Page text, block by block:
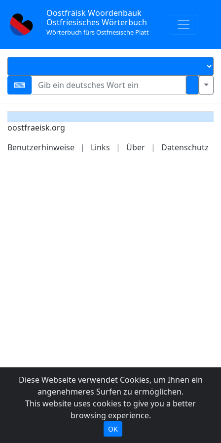
Oostfräisk Woordenbauk
Ostfriesisches Wörterbuch
Wörterbuch fürs Ostfriesische Platt
oostfraeisk.org
Benutzerhinweise
| Links | Über | Datenschutz
Diese Webseite verwendet Cookies, um Ihnen ein
angenehmeres Surfen zu ermöglichen.
This website uses cookies to give you a better
browsing experience.
OK